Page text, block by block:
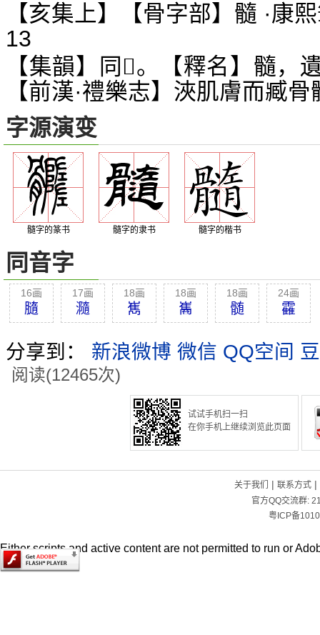
【亥集上】【骨字部】髓 ·康
13
【集韻】同 𩪦。【釋名】髓，
【前漢·禮樂志】浹肌膚而臧骨
字源演变
髓字的篆书 髓字的隶书 髓字的楷书
同音字
16画
膸
17画
瀡
18画
嶲
18画
巂
18画
髄
24画
靃
分享到： 新浪微博 微信 QQ空间
阅读(12465次)
试试手机扫一扫
在你手机上继续浏览此页面
关于我们 | 联系方式|
官方QQ交流群:
粤ICP备
Either scripts and active content are not permitted to run or